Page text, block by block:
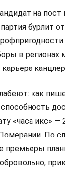
на пост
бурлит
в регионах
как
способность
«часа икс» —
По
премьеры